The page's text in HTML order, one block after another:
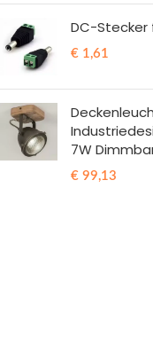
DC-Stecker
€ 1,61
7W
€ 99,13